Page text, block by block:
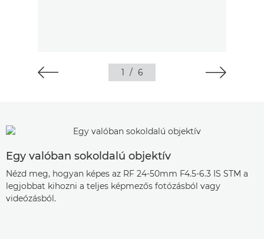
1 / 6
Egy valóban sokoldalú objektív
Nézd meg, hogyan képes az RF 24-50mm F4.5-6.3 IS STM a
legjobbat kihozni a teljes képmezős fotózásból vagy
videózásból.